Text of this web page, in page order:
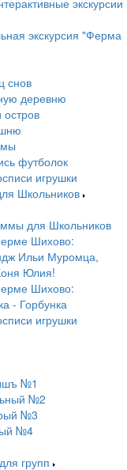
экскурсия "Ферма
снов
деревню
остров
футболок
игрушки
Школьников
для Школьников
Шихово:
Ильи Муромца,
Юлия!
Шихово:
- Горбунка
игрушки
№1
№2
№3
№4
групп